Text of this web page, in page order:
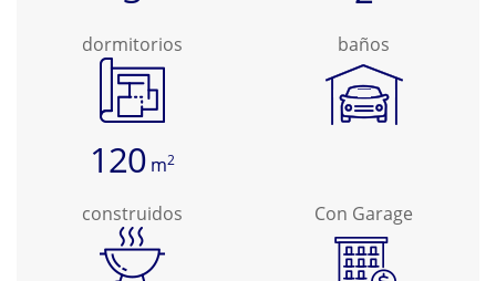
dormitorios baños
120 m2
construidos Con Garage